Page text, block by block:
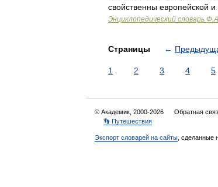
свойственны европейской
Энциклопедический словарь
Страницы ←
1 2 3 4 5
© Академик, 2000-2026 Обратная
👣 Путешествия
Экспорт словарей на сайты , сделанные